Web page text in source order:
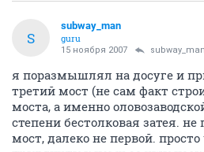
S
subway_man
guru
15 ноября 2007 subway_man
я поразмышлял на досуге и
третий мост (не сам факт
моста, а именно
степени бестолковая затея.
мост, далеко не первой.